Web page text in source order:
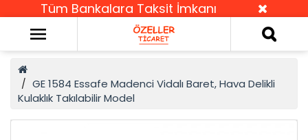
Tüm Bankalara Taksit İmkanı
GE 1584 Essafe Madenci Vidalı Baret, Hava Delikli
Kulaklık Takılabilir Model